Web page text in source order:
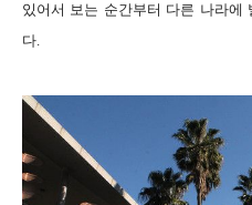
있어서 보는 순간부터 다른 나라에
다.